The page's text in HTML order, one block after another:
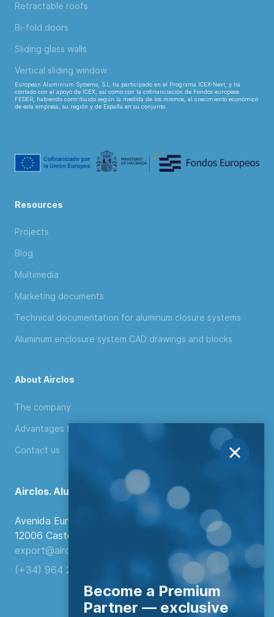
Retractable roofs
Bi-fold doors
Sliding glass walls
Vertical sliding window
European Aluminium Systems, S.L. ha participado en el Programa ICEX-Next, y ha
contado con el apoyo de ICEX, así como con la cofinanciación de Fondos europeos
FEDER, habiendo contribuido según la medida de los mismos, al crecimiento económico
de esta empresa, su región y de España en su conjunto.
Resources
Projects
Blog
Multimedia
Marketing documents
Technical documentation for aluminum closure systems
Aluminum enclosure system CAD drawings and blocks
About Airclos
The company
Advantages for distributors
Contact us
Airclos. Aluminium Systems
Avenida Europa, 103
12006 Castellón de la Plana, Spain.
export@airclos.com
(+34) 964 260 849
Become a Premium
Partner — exclusive